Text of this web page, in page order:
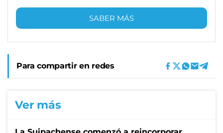
SABER MÁS
Para compartir en redes
Ver más